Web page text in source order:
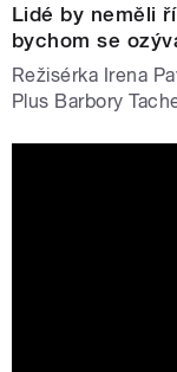
Lidé by neměli
bychom se
Režisérka Irena
Plus Barbory